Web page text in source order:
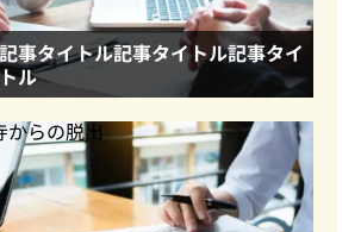
事タイトル記事タイトル記事タイ
ル
からの脱出